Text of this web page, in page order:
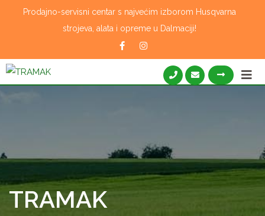
Prodajno-servisni centar s najvećim izborom Husqvarna
strojeva, alata i opreme u Dalmaciji!
TRAMAK